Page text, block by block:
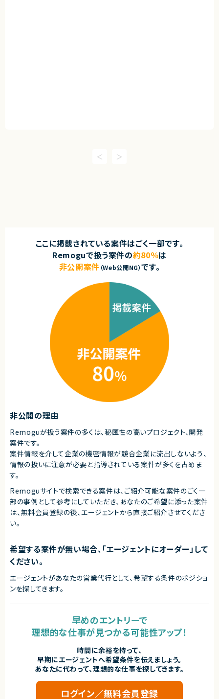
ここに掲載されている案件はごく一部です。
Remoguで扱う案件の約80％は
非公開案件 （Web公開NG）です。
非公開の理由
Remoguが扱う案件の多くは、秘匿性の高いプロジェクト、開発
案件です。
案件情報を介して企業の機密情報が競合企業に流出しないよう、
情報の扱いに注意が必要と指導されている案件が多くを占めま
す。
Remoguサイトで検索できる案件は、ご紹介可能な案件のごく一
部の事例として参考にしていただき、 あなたのご希望に添った案件
は、無料会員登録の後、エージェントから直接ご紹介させてくださ
い。
希望する案件が無い場合、「エージェントにオーダー」して
ください。
エージェントがあなたの営業代行として、希望する条件のポジショ
ンを探してきます。
早めのエントリーで
理想的な仕事が見つかる可能性アップ！
時間に余裕を持って、
早期にエージェントへ希望条件を伝えましょう。
あなたに代わって、理想的な仕事を探してきます。
ログイン／無料会員登録